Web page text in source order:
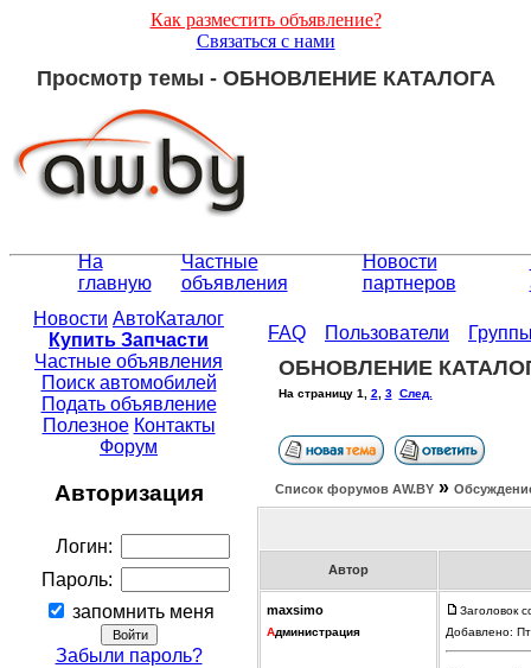
Как разместить объявление?
Связаться с нами
Просмотр темы - ОБНОВЛЕНИЕ КАТАЛОГА
На
главную
Частные
объявления
Новости
партнеров
Новости АвтоКаталог
Купить Запчасти
Частные объявления
Поиск автомобилей
Подать объявление
Полезное Контакты
Форум
Авторизация
Логин:
Пароль:
запомнить меня
Забыли пароль?
FAQ Пользователи
ОБНОВЛЕНИЕ
На страницу 1 2 3 След.
Список форумов АW.BY »
Автор
maxsimo
Администрация
Заголовок
Добавлено: